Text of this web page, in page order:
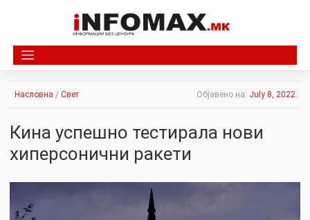
Насловна / Свет Објавено на: July 8, 2022
Кинa успешно тестирала нови
хиперсонични ракети